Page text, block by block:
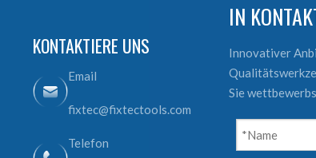
KONTAKTIERE UNS
Email
fixtec@fixtectools.com
Telefon
IN
Innovativer
Sie